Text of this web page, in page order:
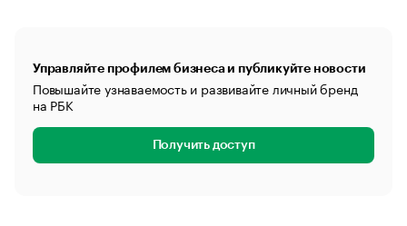
Управляйте профилем бизнеса и публикуйте новости
Повышайте узнаваемость и развивайте личный бренд
на РБК
Получить доступ